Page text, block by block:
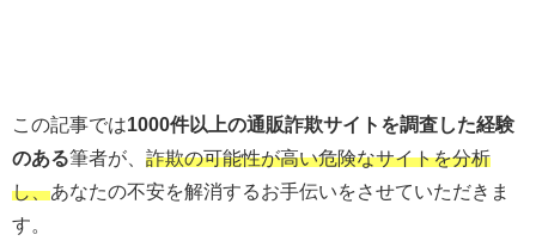
この記事では1000件以上の通販詐欺サイトを調査した経験
のある筆者が、 詐欺の可能性が高い危険なサイトを分析
し、あなたの不安を解消するお手伝いをさせていただきま
す。